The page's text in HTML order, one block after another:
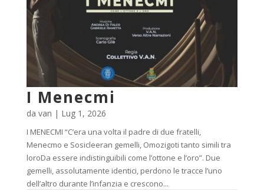
I Menecmi
da van | Lug 1, 2026
I MENECMI “C’era una volta il padre di due fratelli,
Menecmo e Sosicleeran gemelli, Omozigoti tanto simili tra
loroDa essere indistinguibili come l’ottone e l’oro”. Due
gemelli, assolutamente identici, perdono le tracce l’uno
dell’altro durante l’infanzia e crescono...